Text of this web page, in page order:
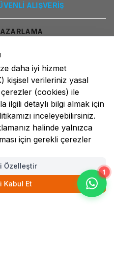
1
ALIŞVERİŞ
daha iyi hizmet
kişisel verileriniz yasal
(cookies) ile
ilgili detaylı bilgi almak için
inceleyebilirsiniz.
halinde yalnızca
için gerekli çerezler
Özelleştir
Kabul Et